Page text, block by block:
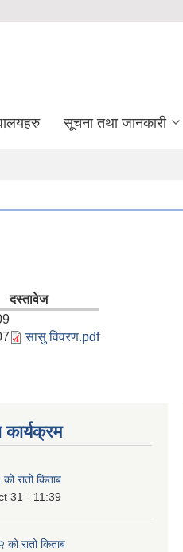
सूचना तथा जानकारी
दस्तावेज
सासु विवरण.pdf
रातो किताब
31 - 11:39
रातो किताब